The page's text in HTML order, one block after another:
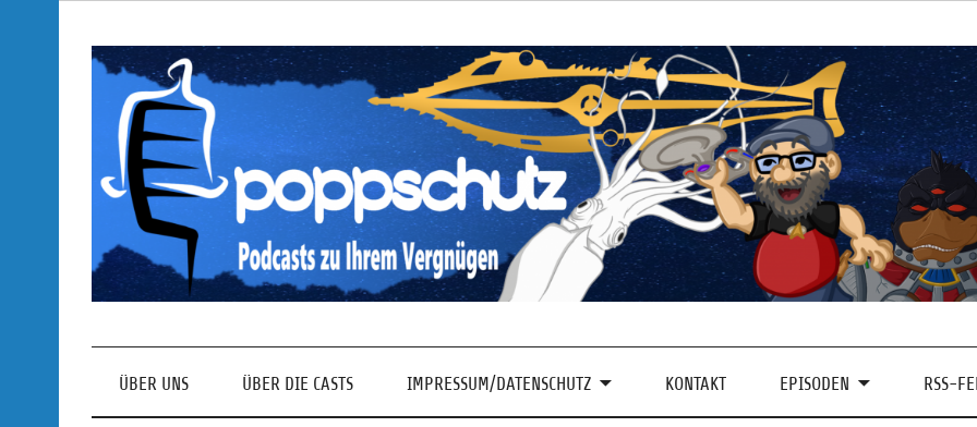
Podcasts zu Ihrem Vergnügen
ÜBER UNS ÜBER DIE CASTS IMPRESSUM/DATENSCHUTZ KONTAKT EPISODEN RSS-